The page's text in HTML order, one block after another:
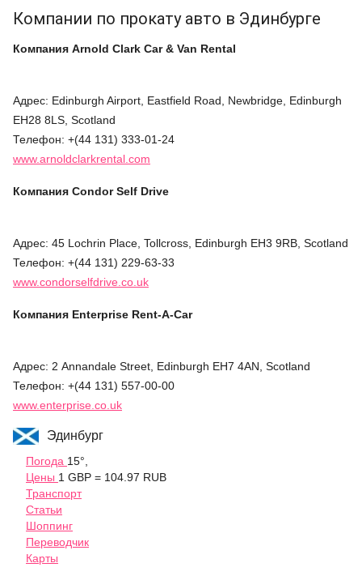
Компании по прокату авто в Эдинбурге
Компания Arnold Clark Car & Van Rental
Адрес: Edinburgh Airport, Eastfield Road, Newbridge, Edinburgh
EH28 8LS, Scotland
Телефон: +(44 131) 333-01-24
www.arnoldclarkrental.com
Компания Condor Self Drive
Адрес: 45 Lochrin Place, Tollcross, Edinburgh EH3 9RB, Scotland
Телефон: +(44 131) 229-63-33
www.condorselfdrive.co.uk
Компания Enterprise Rent-A-Car
Адрес: 2 Annandale Street, Edinburgh EH7 4AN, Scotland
Телефон: +(44 131) 557-00-00
www.enterprise.co.uk
Эдинбург
Погода 15°,
Цены 1 GBP = 104.97 RUB
Транспорт
Статьи
Шоппинг
Переводчик
Карты